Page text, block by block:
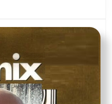
Mix
van
september